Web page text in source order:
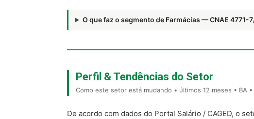
O que faz o segmento de Farmácias — CNAE 4771-
Perfil & Tendências do Setor
Como este setor está mudando • últimos 12 meses • BA
De acordo com dados do Portal Salário / CAGED, o